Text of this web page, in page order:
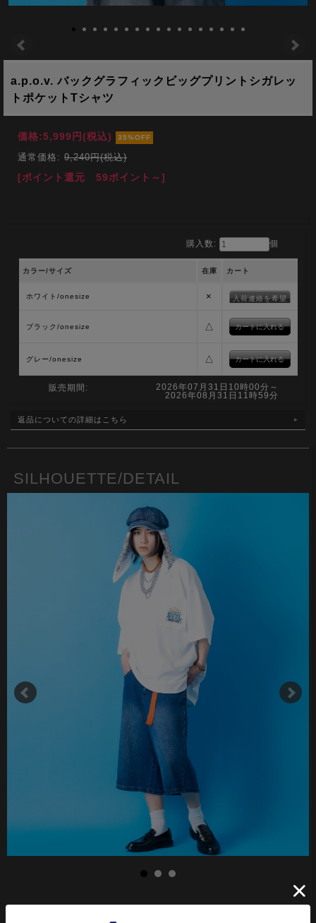
a.p.o.v. バックグラフィックビッグプリントシガレッ
トポケットTシャツ
価格:5,999円(税込) 35%OFF
通常価格: 9,240円(税込)
[ポイント還元 59ポイント～]
購入数: 個
カラー/サイズ 在庫 カート
ホワイト/onesize × 入荷連絡を希望
ブラック/onesize △
グレー/onesize △
販売期間:
2026年07月31日10時00分～
2026年08月31日11時59分
返品についての詳細はこちら
SILHOUETTE/DETAIL